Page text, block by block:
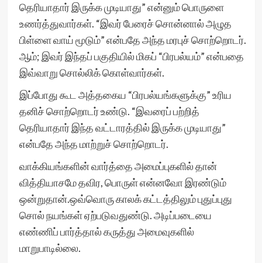
தெரியாதார் இருக்க முடியாது” என்னும் பொருளை
உணர்த்துவார்கள். “இவர் பேரைச் சொன்னால் அழுத
பிள்ளை வாய் மூடும்” என்பதே அந்த மரபுச் சொற்றொடர்.
ஆம்; இவர் இந்தப் பகுதியில் மிகப் “பிரபல்யம்” என்பதை
இவ்வாறு சொல்லிக் கொள்வார்கள்.
இப்போது கூட அத்தகைய “பிரபல்யங்களுக்கு” உரிய
தனிச் சொற்றொடர் உண்டு. “இவரைப் பற்றித்
தெரியாதார் இந்த வட்டாரத்தில் இருக்க முடியாது”
என்பதே அந்த மாற்றுச் சொற்றொடர்.
வாக்கியங்களின் வார்த்தை அமைப்புகளில் தான்
வித்தியாசமே தவிர, பொருள் என்னவோ இரண்டும்
ஒன்றுதான்.ஒவ்வொரு காலக் கட்டத்திலும் புதுப்புது
சொல் நயங்கள் ஏற்படுவதுண்டு. அடிப்படையை
எண்ணிப் பார்த்தால் கருத்து அமைவுகளில்
மாறுபாடில்லை.